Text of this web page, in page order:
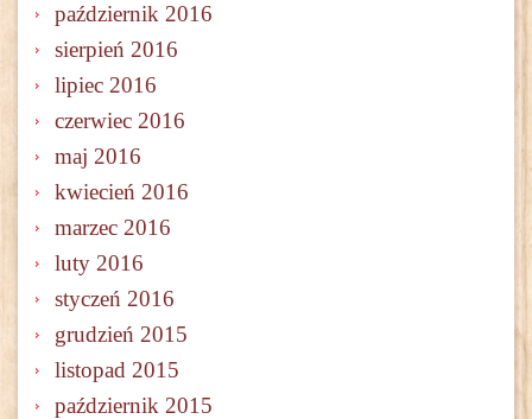
październik 2016
sierpień 2016
lipiec 2016
czerwiec 2016
maj 2016
kwiecień 2016
marzec 2016
luty 2016
styczeń 2016
grudzień 2015
listopad 2015
październik 2015